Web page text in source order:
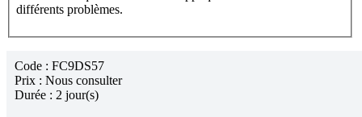
différents problèmes.
Code : FC9DS57
Prix : Nous consulter
Durée : 2 jour(s)